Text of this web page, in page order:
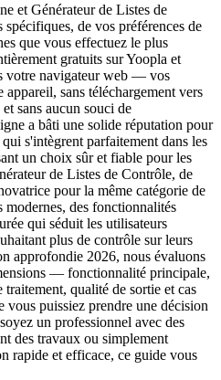
et Générateur de Listes de
de vos préférences de
que vous effectuez le plus
gratuits sur Yoopla et
votre navigateur web — vos
sans téléchargement vers
sans aucun souci de
a bâti une solide réputation pour
s'intègrent parfaitement dans les
un choix sûr et fiable pour les
de Listes de Contrôle, de
pour la même catégorie de
des fonctionnalités
qui séduit les utilisateurs
plus de contrôle sur leurs
approfondie 2026, nous évaluons
— fonctionnalité principale,
qualité de sortie et cas
puissiez prendre une décision
un professionnel avec des
des travaux ou simplement
rapide et efficace, ce guide vous